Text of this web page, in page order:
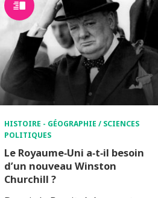
HISTOIRE - GÉOGRAPHIE / SCIENCES
POLITIQUES
Le Royaume‑Uni a‑t‑il besoin
d’un nouveau Winston
Churchill ?